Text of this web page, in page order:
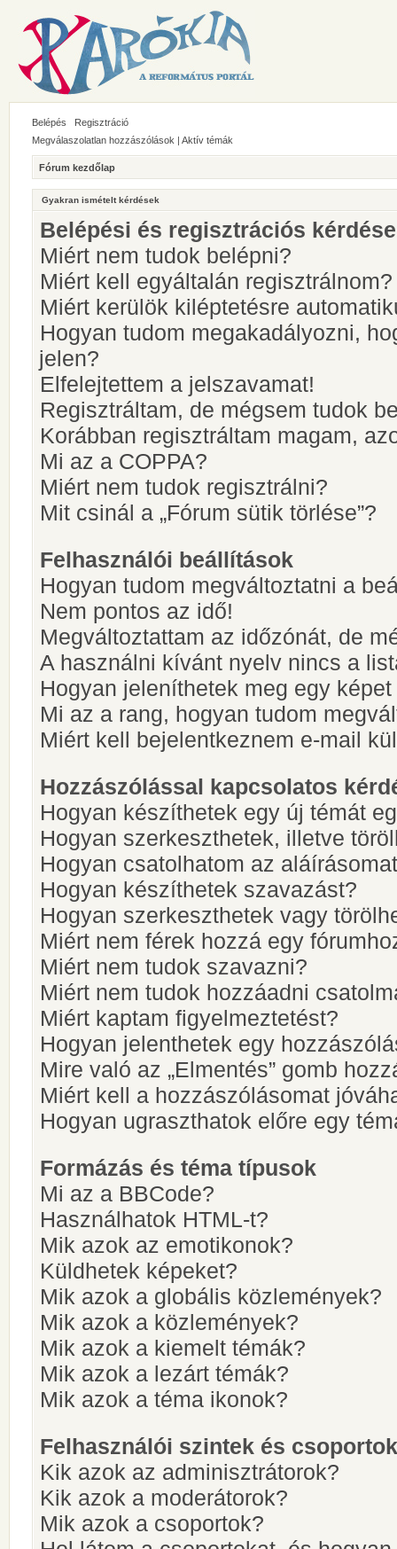
Belépés
Regisztráció
Megválaszolatlan hozzászólások | Aktív témák
Fórum kezdőlap
Gyakran ismételt kérdések
Belépési és regisztrációs
Miért nem tudok belépni?
Miért kell egyáltalán regisztrálnom?
Miért kerülök kiléptetésre
Hogyan tudom megakadályozni,
jelen?
Elfelejtettem a jelszavamat!
Regisztráltam, de mégsem tudok
Korábban regisztráltam magam,
Mi az a COPPA?
Miért nem tudok regisztrálni?
Mit csinál a „Fórum sütik törlése”?
Felhasználói beállítások
Hogyan tudom megváltoztatni a
Nem pontos az idő!
Megváltoztattam az időzónát, de
A használni kívánt nyelv nincs a
Hogyan jeleníthetek meg egy
Mi az a rang, hogyan tudom
Miért kell bejelentkeznem e-mail
Hozzászólással kapcsolatos
Hogyan készíthetek egy új témát
Hogyan szerkeszthetek, illetve
Hogyan csatolhatom az
Hogyan készíthetek szavazást?
Hogyan szerkeszthetek vagy
Miért nem férek hozzá egy
Miért nem tudok szavazni?
Miért nem tudok hozzáadni
Miért kaptam figyelmeztetést?
Hogyan jelenthetek egy
Mire való az „Elmentés” gomb
Miért kell a hozzászólásomat
Hogyan ugraszthatok előre egy
Formázás és téma típusok
Mi az a BBCode?
Használhatok HTML-t?
Mik azok az emotikonok?
Küldhetek képeket?
Mik azok a globális közlemények?
Mik azok a közlemények?
Mik azok a kiemelt témák?
Mik azok a lezárt témák?
Mik azok a téma ikonok?
Felhasználói szintek és csoportok
Kik azok az adminisztrátorok?
Kik azok a moderátorok?
Mik azok a csoportok?